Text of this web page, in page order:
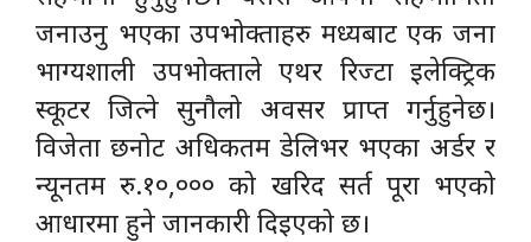
जनाउनु भएका उपभोक्ताहरु मध्यबाट एक जना
भाग्यशाली उपभोक्ताले एथर रिज्टा इलेक्ट्रिक
स्कूटर जित्ने सुनौलो अवसर प्राप्त गर्नुहुनेछ।
विजेता छनोट अधिकतम डेलिभर भएका अर्डर र
न्यूनतम रु.१०,००० को खरिद सर्त पूरा भएको
आधारमा हुने जानकारी दिइएको छ।